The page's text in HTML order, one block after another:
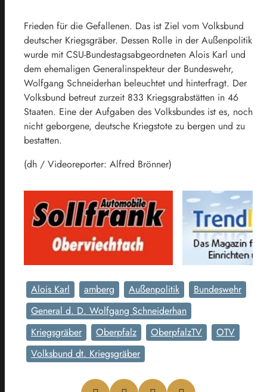
Frieden für die Gefallenen. Das ist Ziel vom Volksbund
deutscher Kriegsgräber. Dessen Rolle in der Außenpolitik
wurde mit CSU-Bundestagsabgeordneten Alois Karl und
dem ehemaligen Generalinspekteur der Bundeswehr,
Wolfgang Schneiderhan beleuchtet und hinterfragt. Der
Volksbund betreut zurzeit 833 Kriegsgrabstätten in 46
Staaten. Eine der Aufgaben des Volksbundes ist es, noch
nicht geborgene, deutsche Kriegstote zu bergen und zu
bestatten.
(dh / Videoreporter: Alfred Brönner)
Alois Karl amberg Außenpolitik
Bundeswehr
General d. D. Wolfgang Schneiderhan
Kriegsgräber
Oberpfalz OberpfalzTV
OTV
Volksbund dt. Kriegsgräber